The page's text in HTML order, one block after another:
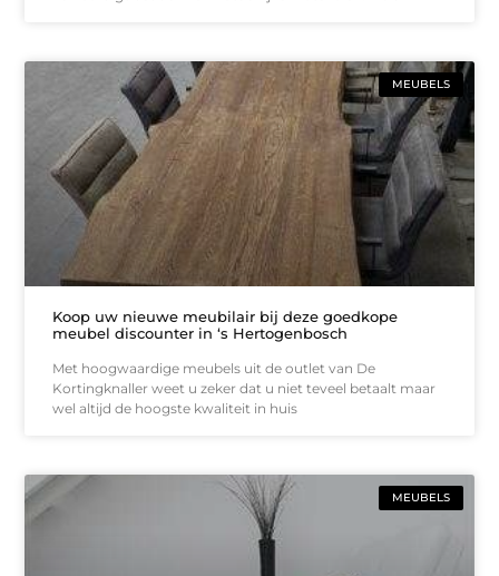
MEUBELS
Koop uw nieuwe meubilair bij deze goedkope
meubel discounter in ‘s Hertogenbosch
Met hoogwaardige meubels uit de outlet van De
Kortingknaller weet u zeker dat u niet teveel betaalt maar
wel altijd de hoogste kwaliteit in huis
MEUBELS